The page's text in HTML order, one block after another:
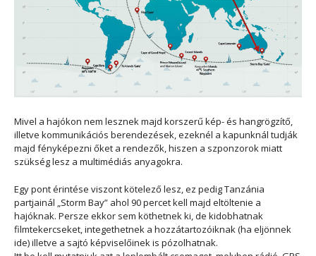
Mivel a hajókon nem lesznek majd korszerű kép- és hangrögzítő,
illetve kommunikációs berendezések, ezeknél a kapunknál tudják
majd fényképezni őket a rendezők, hiszen a szponzorok miatt
szükség lesz a multimédiás anyagokra.
Egy pont érintése viszont kötelező lesz, ez pedig Tanzánia
partjainál „Storm Bay” ahol 90 percet kell majd eltöltenie a
hajóknak. Persze ekkor sem köthetnek ki, de kidobhatnak
filmtekercseket, integethetnek a hozzátartozóiknak (ha eljönnek
ide) illetve a sajtó képviselőinek is pózolhatnak.